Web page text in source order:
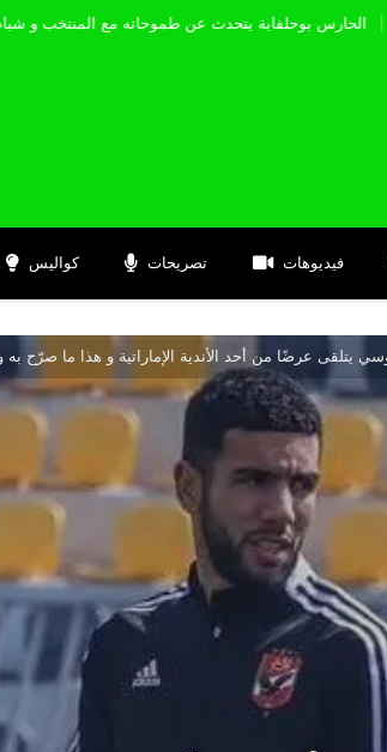
الحارس بوحلفاية يتحدث عن طموحاته مع
كواليس تصريحات فيديوهات
يتلقى عرضًا من أحد الأندية الإماراتية و هذا ما صرّح